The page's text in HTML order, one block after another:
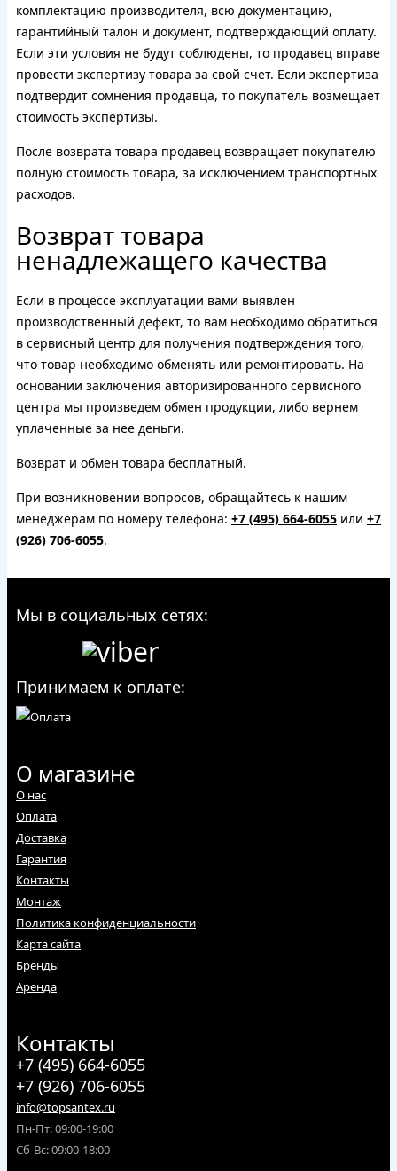
комплектацию производителя, всю документацию,
гарантийный талон и документ, подтверждающий оплату.
Если эти условия не будут соблюдены, то продавец вправе
провести экспертизу товара за свой счет. Если экспертиза
подтвердит сомнения продавца, то покупатель возмещает
стоимость экспертизы.
После возврата товара продавец возвращает покупателю
полную стоимость товара, за исключением транспортных
расходов.
Возврат товара
ненадлежащего качества
Если в процессе эксплуатации вами выявлен
производственный дефект, то вам необходимо обратиться
в сервисный центр для получения подтверждения того,
что товар необходимо обменять или ремонтировать. На
основании заключения авторизированного сервисного
центра мы произведем обмен продукции, либо вернем
уплаченные за нее деньги.
Возврат и обмен товара бесплатный.
При возникновении вопросов, обращайтесь к нашим
менеджерам по номеру телефона: +7 (495) 664-6055 или +7
(926) 706-6055.
Мы в социальных сетях:
Принимаем к оплате:
О магазине
О нас
Оплата
Доставка
Гарантия
Контакты
Монтаж
Политика конфиденциальности
Карта сайта
Бренды
Аренда
Контакты
+7 (495) 664-6055
+7 (926) 706-6055
info@topsantex.ru
Пн-Пт: 09:00-19:00
Сб-Вс: 09:00-18:00